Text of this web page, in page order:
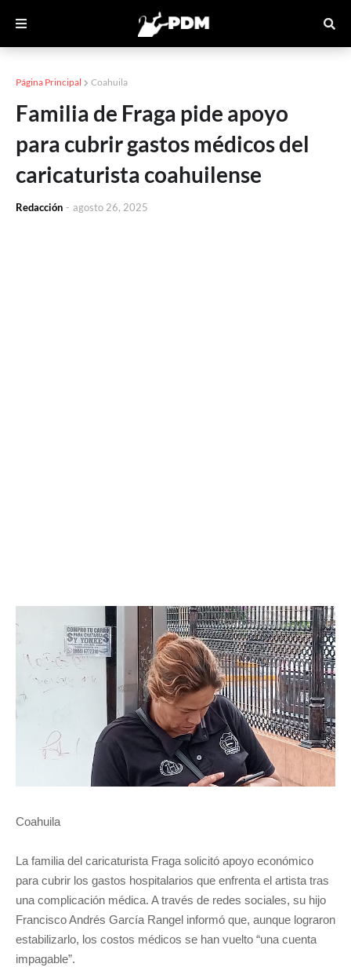
Página Principal Coahuila
Familia de Fraga pide apoyo
para cubrir gastos médicos del
caricaturista coahuilense
Redacción - agosto 26, 2025
Coahuila
La familia del caricaturista Fraga solicitó apoyo económico
para cubrir los gastos hospitalarios que enfrenta el artista tras
una complicación médica. A través de redes sociales, su hijo
Francisco Andrés García Rangel informó que, aunque lograron
estabilizarlo, los costos médicos se han vuelto “una cuenta
impagable”.